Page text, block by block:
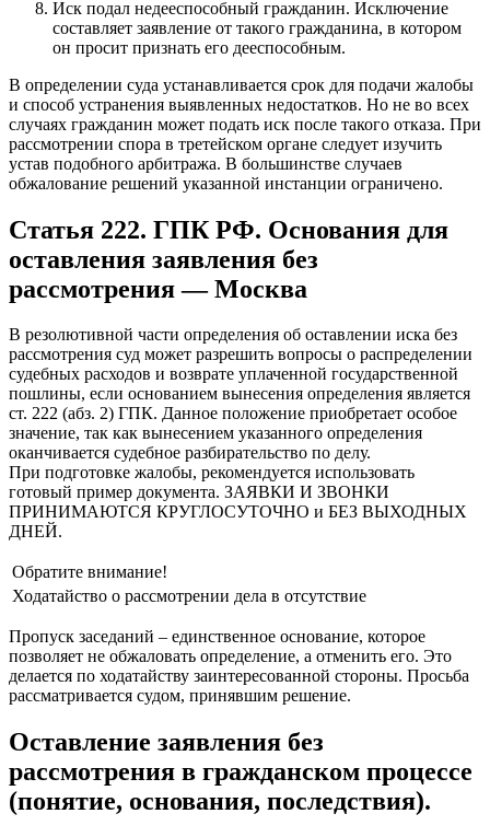
Иск подал недееспособный гражданин. Исключение
составляет заявление от такого гражданина, в котором
он просит признать его дееспособным.
В определении суда устанавливается срок для подачи жалобы
и способ устранения выявленных недостатков. Но не во всех
случаях гражданин может подать иск после такого отказа. При
рассмотрении спора в третейском органе следует изучить
устав подобного арбитража. В большинстве случаев
обжалование решений указанной инстанции ограничено.
Статья 222. ГПК РФ. Основания для
оставления заявления без
рассмотрения — Москва
В резолютивной части определения об оставлении иска без
рассмотрения суд может разрешить вопросы о распределении
судебных расходов и возврате уплаченной государственной
пошлины, если основанием вынесения определения является
ст. 222 (абз. 2) ГПК. Данное положение приобретает особое
значение, так как вынесением указанного определения
оканчивается судебное разбирательство по делу.
При подготовке жалобы, рекомендуется использовать
готовый пример документа. ЗАЯВКИ И ЗВОНКИ
ПРИНИМАЮТСЯ КРУГЛОСУТОЧНО и БЕЗ ВЫХОДНЫХ
ДНЕЙ.
Обратите внимание!
Ходатайство о рассмотрении дела в отсутствие
Пропуск заседаний – единственное основание, которое
позволяет не обжаловать определение, а отменить его. Это
делается по ходатайству заинтересованной стороны. Просьба
рассматривается судом, принявшим решение.
Оставление заявления без
рассмотрения в гражданском процессе
(понятие, основания, последствия).